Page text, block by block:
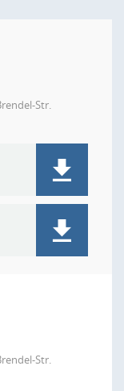
Str.
Str.